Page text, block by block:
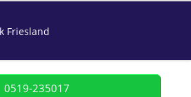
Friesland
0519-235017